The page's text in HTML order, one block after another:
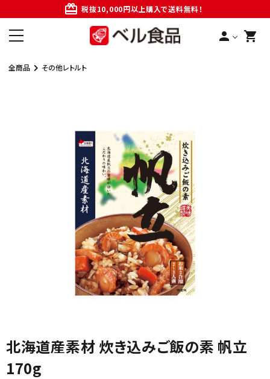
card_giftcard 税抜10,000円以上購入で送料無料！
person shopping_cart
全商品 その他レトルト
北海道産素材 炊き込みご飯の素 帆立
170g